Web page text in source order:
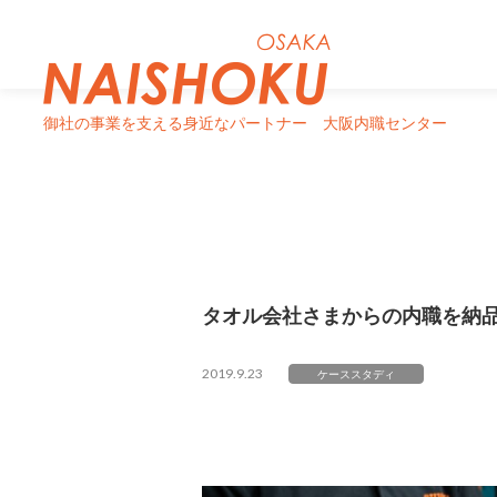
御社の事業を支える身近なパートナー 大阪内職センター
タオル会社さまからの内職を納
2019.9.23 ケーススタディ